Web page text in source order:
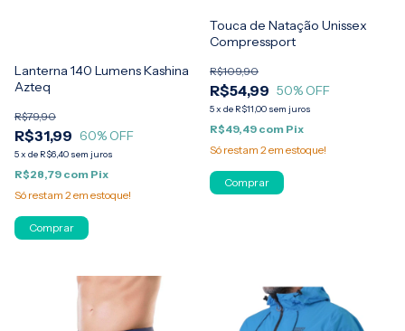
Lanterna 140 Lumens Kashina
Azteq
R$31,99
R$79,90
60% OFF
5x de R$6,40 sem juros
R$28,79 com Pix
Só restam 2 em estoque!
Touca de Natação Unissex
Compressport
R$54,99
R$109,90
50% OFF
5x de R$11,00 sem juros
R$49,49 com Pix
Só restam 2em estoque!
Comprar